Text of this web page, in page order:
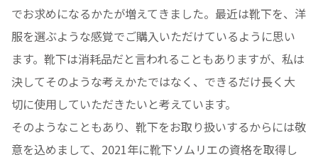
でお求めになるかたが増えてきました。最近は靴下を、洋
服を選ぶような感覚でご購入いただけているように思い
ます。靴下は消耗品だと言われることもありますが、私は
決してそのような考えかたではなく、できるだけ長く大
切に使用していただきたいと考えています。
そのようなこともあり、靴下をお取り扱いするからには敬
意を込めまして、2021年に靴下ソムリエの資格を取得し